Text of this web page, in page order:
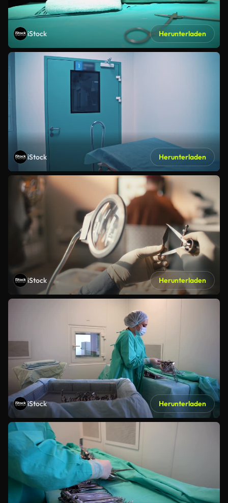
iStock Herunterladen
iStock Herunterladen
iStock Herunterladen
iStock Herunterladen